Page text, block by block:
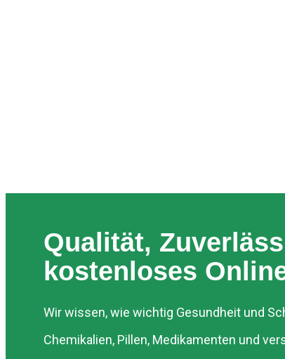
Qualität,
kostenloses
Wir wissen, wie wichtig Gesundheit und
Chemikalien, Pillen, Medikamenten und